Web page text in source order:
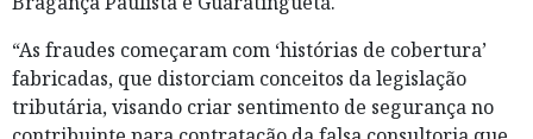
“As fraudes começaram com ‘histórias de cobertura’
fabricadas, que distorciam conceitos da legislação
tributária, visando criar sentimento de segurança no